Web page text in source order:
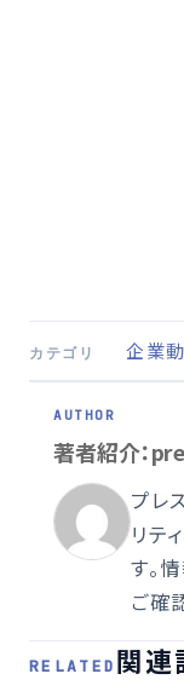
カテゴリ 企業
著者紹介：
プレ
リテ
す。
ご確
RELATED 関連